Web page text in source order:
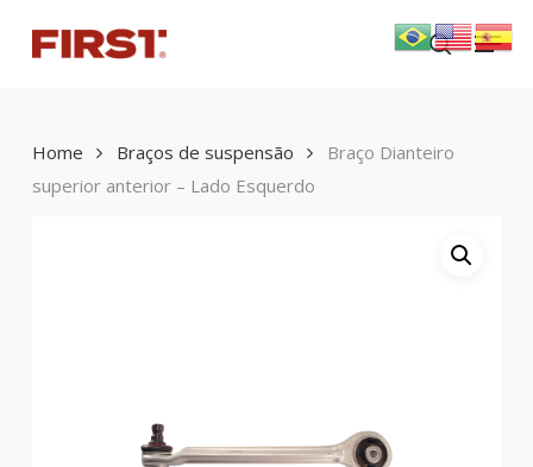
main
search
Menu
Home Braços de suspensão
Braço Dianteiro
superior anterior – Lado Esquerdo